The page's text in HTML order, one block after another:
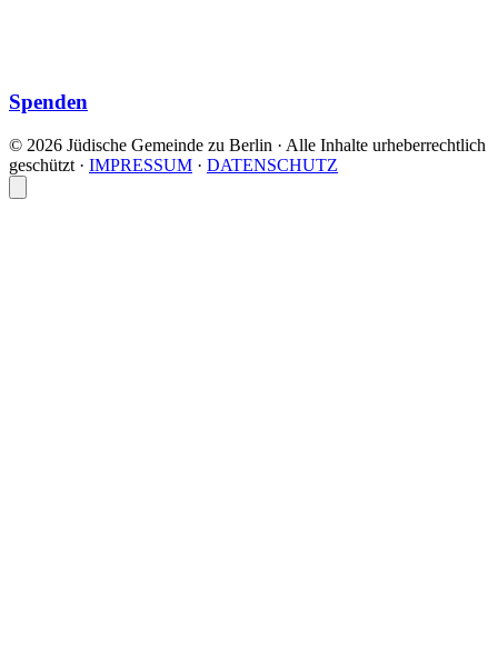
Spenden
© 2026 Jüdische Gemeinde zu Berlin · Alle Inhalte urheberrechtlich
geschützt · IMPRESSUM · DATENSCHUTZ